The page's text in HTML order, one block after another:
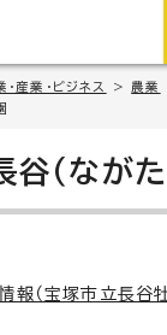
・産業・ビジネス > 農業
（ながた
報（宝塚市立長谷牡